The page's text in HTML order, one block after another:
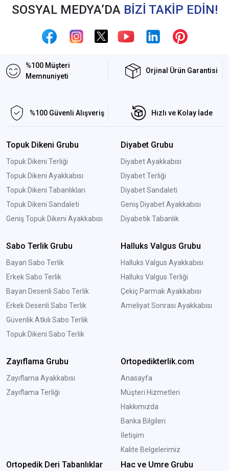
SOSYAL MEDYA’DA BİZİ TAKİP EDİN!
%100 Müşteri
Memnuniyeti
Orjinal Ürün Garantisi
%100 Güvenli Alışveriş Hızlı ve Kolay İade
Topuk Dikeni Grubu
Topuk Dikeni Terliği
Topuk Dikeni Ayakkabısı
Topuk Dikeni Tabanlıkları
Topuk Dikeni Sandaleti
Geniş Topuk Dikeni Ayakkabısı
Diyabet Grubu
Diyabet Ayakkabısı
Diyabet Terliği
Diyabet Sandaleti
Geniş Diyabet Ayakkabısı
Diyabetik Tabanlık
Sabo Terlik Grubu
Bayan Sabo Terlik
Erkek Sabo Terlik
Bayan Desenli Sabo Terlik
Erkek Desenli Sabo Terlik
Güvenlik Atkılı Sabo Terlik
Topuk Dikeni Sabo Terlik
Halluks Valgus Grubu
Halluks Valgus Ayakkabısı
Halluks Valgus Terliği
Çekiç Parmak Ayakkabısı
Ameliyat Sonrası Ayakkabısı
Zayıflama Grubu
Zayıflama Ayakkabısı
Zayıflama Terliği
Ortopedikterlik.com
Anasayfa
Müşteri Hizmetleri
Hakkımızda
Banka Bilgileri
İletişim
Kalite Belgelerimiz
Ortopedik Deri Tabanlıklar Hac ve Umre Grubu